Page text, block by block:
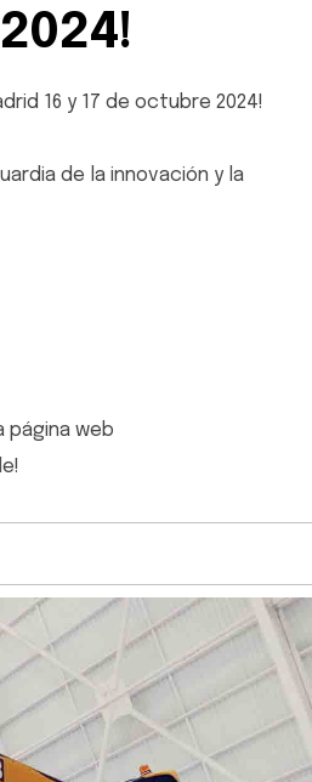
16 y 17 de octubre 2024!
de la innovación y la
página web